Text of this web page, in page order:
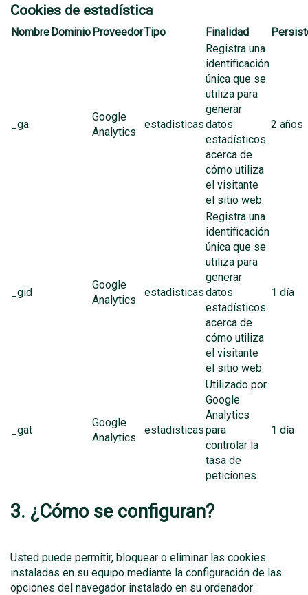
Cookies de estadística
NombreDominioProveedorTipo Finalidad
_ga
Google
Analytics
estadisticas
Registra una
identificación
única que se
utiliza para
generar
datos
estadísticos
acerca de
cómo utiliza
el visitante
el sitio web.
2 años
_gid
Google
Analytics
estadisticas
Registra una
identificación
única que se
utiliza para
generar
datos
estadísticos
acerca de
cómo utiliza
el visitante
el sitio web.
1 día
_gat
Google
Analytics
estadisticas
Utilizado por
Google
Analytics
para
controlar la
tasa de
peticiones.
1 día
3. ¿Cómo se configuran?
Usted puede permitir, bloquear o eliminar las cookies
instaladas en su equipo mediante la configuración de las
opciones del navegador instalado en su ordenador: